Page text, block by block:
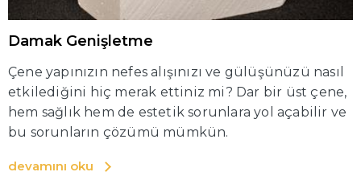
Damak Genişletme
Çene yapınızın nefes alışınızı ve gülüşünüzü nasıl
etkilediğini hiç merak ettiniz mi? Dar bir üst çene,
hem sağlık hem de estetik sorunlara yol açabilir ve
bu sorunların çözümü mümkün.
devamını oku